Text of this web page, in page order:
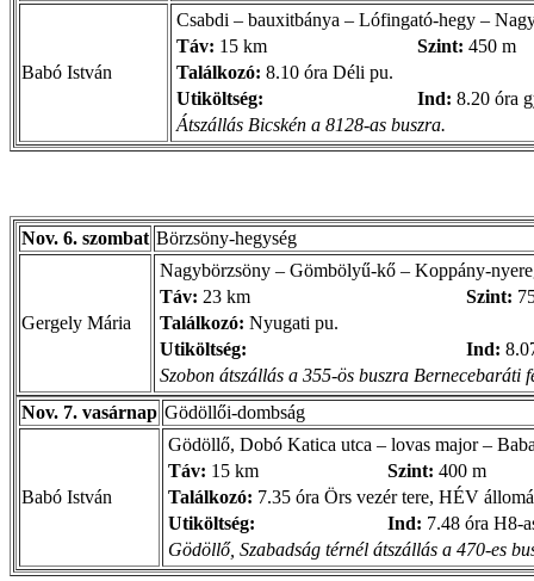
Babó István
Csabdi – bauxitbánya – Lófingató-hegy –
Táv: 15 km Szint: 450 m
Találkozó: 8.10 óra Déli pu.
Utiköltség:
Ind: 8.20 óra
Átszállás Bicskén a 8128-as buszra.
Nov. 6. szombat Börzsöny-hegység
Gergely Mária
Nagybörzsöny – Gömbölyű-kő – Koppány-
Táv: 23 km Szint:
Találkozó: Nyugati pu.
Utiköltség:
Ind:
Szobon átszállás a 355-ös buszra Bernecebaráti
Nov. 7. vasárnap Gödöllői-dombság
Babó István
Gödöllő, Dobó Katica utca – lovas major –
Táv: 15 km Szint: 400 m
Találkozó: 7.35 óra Örs vezér tere, HÉV
Utiköltség:
Ind: 7.48 óra H8-
Gödöllő, Szabadság térnél átszállás a 470-es